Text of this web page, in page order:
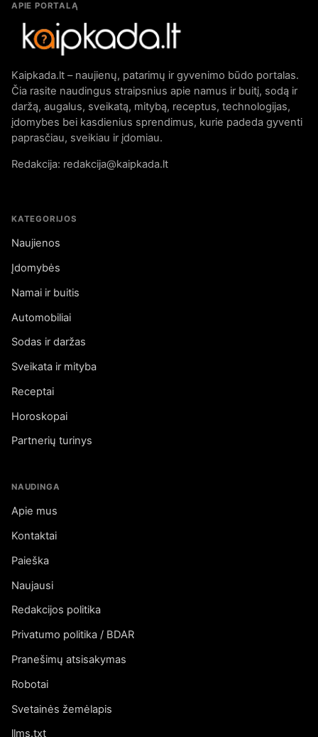
APIE PORTALĄ
Kaipkada.lt – naujienų, patarimų ir gyvenimo būdo portalas.
Čia rasite naudingus straipsnius apie namus ir buitį, sodą ir
daržą, augalus, sveikatą, mitybą, receptus, technologijas,
įdomybes bei kasdienius sprendimus, kurie padeda gyventi
paprasčiau, sveikiau ir įdomiau.
Redakcija: redakcija@kaipkada.lt
KATEGORIJOS
Naujienos
Įdomybės
Namai ir buitis
Automobiliai
Sodas ir daržas
Sveikata ir mityba
Receptai
Horoskopai
Partnerių turinys
NAUDINGA
Apie mus
Kontaktai
Paieška
Naujausi
Redakcijos politika
Privatumo politika / BDAR
Pranešimų atsisakymas
Robotai
Svetainės žemėlapis
llms.txt